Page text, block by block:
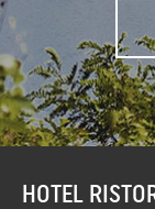
HOTEL